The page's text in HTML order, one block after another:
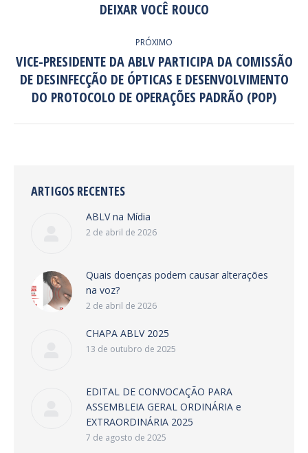
anterior:
DEIXAR VOCÊ ROUCO
PRÓXIMO
Próximo
post:
VICE-PRESIDENTE DA ABLV PARTICIPA DA COMISSÃO
DE DESINFECÇÃO DE ÓPTICAS E DESENVOLVIMENTO
DO PROTOCOLO DE OPERAÇÕES PADRÃO (POP)
ARTIGOS RECENTES
ABLV na Mídia
2 de abril de 2026
Quais doenças podem causar alterações
na voz?
2 de abril de 2026
CHAPA ABLV 2025
13 de outubro de 2025
EDITAL DE CONVOCAÇÃO PARA
ASSEMBLEIA GERAL ORDINÁRIA e
EXTRAORDINÁRIA 2025
7 de agosto de 2025